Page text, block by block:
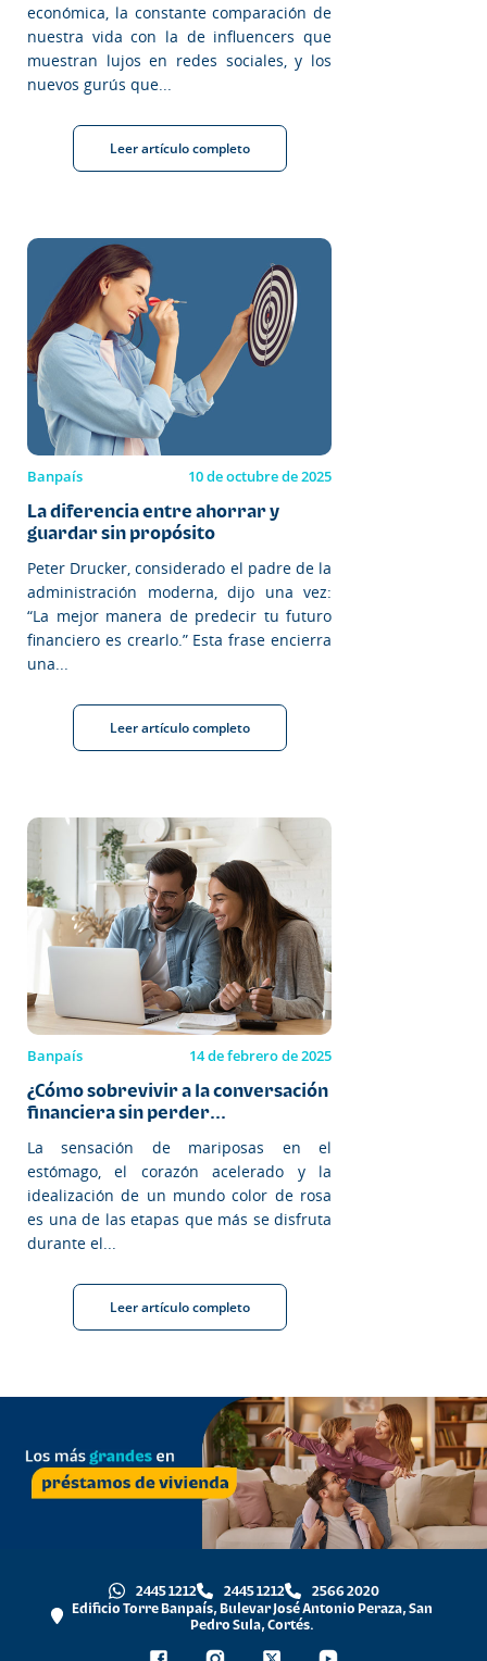
económica, la constante comparación de
nuestra vida con la de influencers que
muestran lujos en redes sociales, y los
nuevos gurús que...
Leer artículo completo
Banpaís 10 de octubre de 2025
La diferencia entre ahorrar y
guardar sin propósito
Peter Drucker, considerado el padre de la
administración moderna, dijo una vez:
“La mejor manera de predecir tu futuro
financiero es crearlo.” Esta frase encierra
una...
Leer artículo completo
Banpaís 14 de febrero de 2025
¿Cómo sobrevivir a la conversación
financiera sin perder...
La sensación de mariposas en el
estómago, el corazón acelerado y la
idealización de un mundo color de rosa
es una de las etapas que más se disfruta
durante el...
Leer artículo completo
2445 1212 2445 1212
2566 2020
Edificio Torre Banpaís, Bulevar José Antonio Peraza, San
Pedro Sula, Cortés.